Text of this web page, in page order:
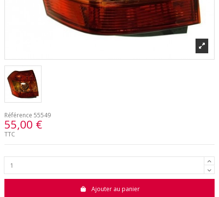
Référence 55549
55,00 €
TTC
Ajouter au panier